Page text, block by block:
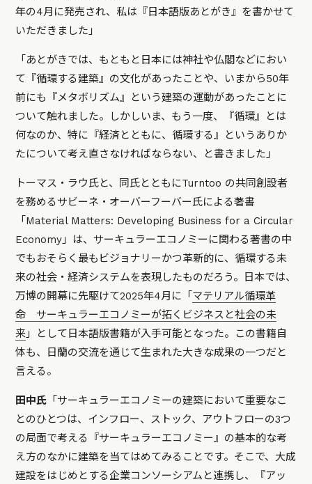
年の4月に発売され、私は『日本語版あとがき』を書かせて
いただきました」
「あとがきでは、もともと日本には神社や仏閣などにおい
て『循環する建築』の文化があったことや、いまから50年
前にも『メタボリズム』という建築の運動があったことに
ついて触れました。しかしいま、もう一度、『循環』とは
何なのか、特に『経済とともに、循環する』というありか
たについて考え直さなければならない、と書きました」
トーマス・ラウ氏と、同氏とともにTurntoo の共同創設者
を務めるサビーネ・オーバーフーバー氏による著書
「Material Matters: Developing Business for a Circular
Economy」は、サーキュラーエコノミーに関わる著書の中
でもおそらく最もビジョナリーかつ革新的に、循環する未
来の社会・経済システムを表現したものだろう。日本では、
万博の開幕に先駆けて2025年4月に「 マテリアル循環革
命 サーキュラーエコノミーが拓くビジネスと社会の未
来 」として日本語版書籍が入手可能となった。この書籍自
体も、日蘭の交流を通じて生まれた大きな成果の一つだと
言える。
田中氏 「サーキュラーエコノミーの建築において重要なこ
とのひとつは、インフロー、ストック、アウトフローの3つ
の局面で考える『サーキュラーエコノミー』の基本的な考
え方のなかに建築を当てはめてみることです。そこで、大成
建設をはじめとする企業コンソーシアムと連携し、『アッ